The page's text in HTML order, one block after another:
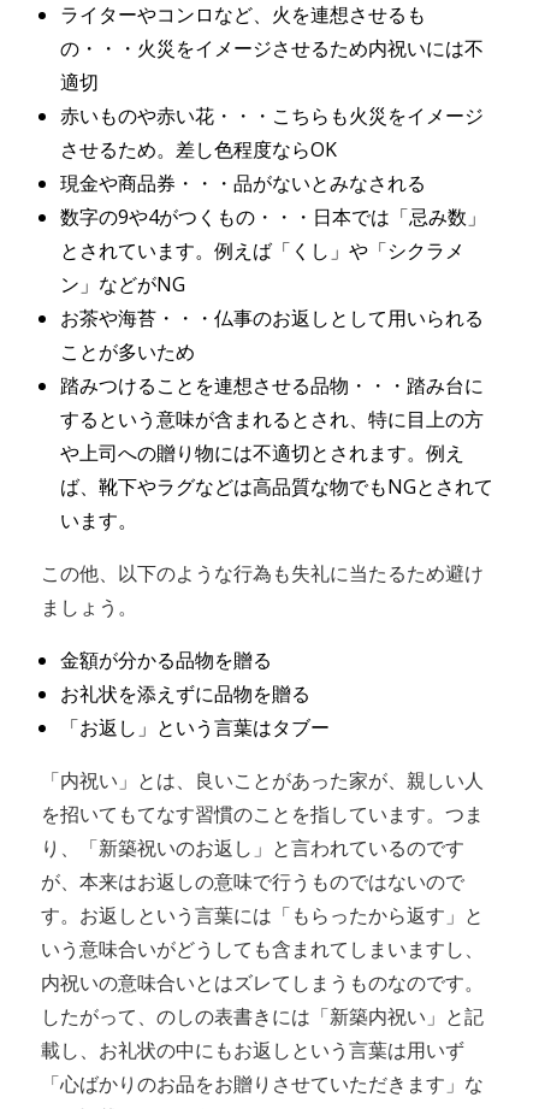
ライターやコンロなど、火を連想させるも
の・・・火災をイメージさせるため内祝いには不
適切
赤いものや赤い花・・・こちらも火災をイメージ
させるため。差し色程度ならOK
現金や商品券・・・品がないとみなされる
数字の9や4がつくもの・・・日本では「忌み数」
とされています。例えば「くし」や「シクラメ
ン」などがNG
お茶や海苔・・・仏事のお返しとして用いられる
ことが多いため
踏みつけることを連想させる品物・・・踏み台に
するという意味が含まれるとされ、特に目上の方
や上司への贈り物には不適切とされます。例え
ば、靴下やラグなどは高品質な物でもNGとされて
います。
この他、以下のような行為も失礼に当たるため避け
ましょう。
金額が分かる品物を贈る
お礼状を添えずに品物を贈る
「お返し」という言葉はタブー
「内祝い」とは、良いことがあった家が、親しい人
を招いてもてなす習慣のことを指しています。つま
り、「新築祝いのお返し」と言われているのです
が、本来はお返しの意味で行うものではないので
す。お返しという言葉には「もらったから返す」と
いう意味合いがどうしても含まれてしまいますし、
内祝いの意味合いとはズレてしまうものなのです。
したがって、のしの表書きには「新築内祝い」と記
載し、お礼状の中にもお返しという言葉は用いず
「心ばかりのお品をお贈りさせていただきます」な